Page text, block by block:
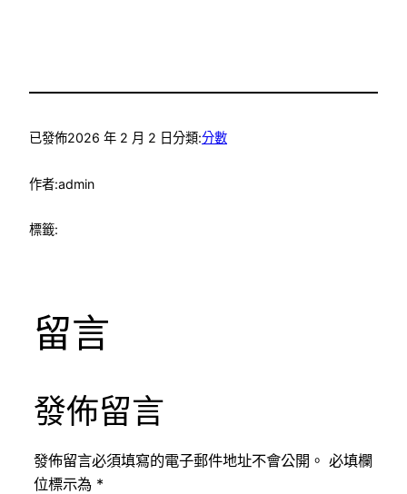
已發佈2026 年 2 月 2 日分類:分數
作者:admin
標籤:
留言
發佈留言
發佈留言必須填寫的電子郵件地址不會公開。 必填欄
位標示為 *